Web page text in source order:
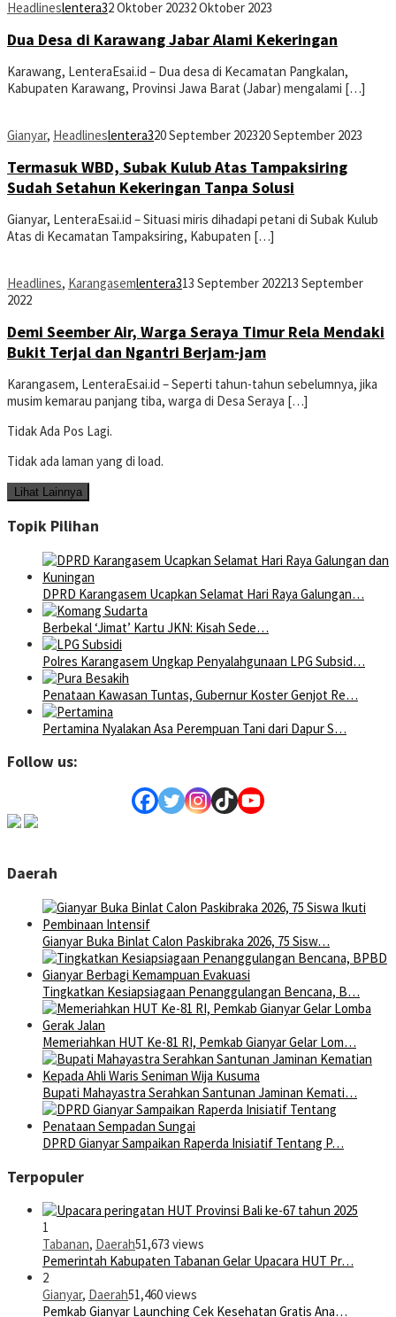
Headlineslentera32 Oktober 20232 Oktober 2023
Dua Desa di Karawang Jabar Alami Kekeringan
Karawang, LenteraEsai.id – Dua desa di Kecamatan Pangkalan,
Kabupaten Karawang, Provinsi Jawa Barat (Jabar) mengalami […]
Gianyar, Headlineslentera320 September 202320 September 2023
Termasuk WBD, Subak Kulub Atas Tampaksiring
Sudah Setahun Kekeringan Tanpa Solusi
Gianyar, LenteraEsai.id – Situasi miris dihadapi petani di Subak Kulub
Atas di Kecamatan Tampaksiring, Kabupaten […]
Headlines, Karangasemlentera313 September 202213 September
2022
Demi Seember Air, Warga Seraya Timur Rela Mendaki
Bukit Terjal dan Ngantri Berjam-jam
Karangasem, LenteraEsai.id – Seperti tahun-tahun sebelumnya, jika
musim kemarau panjang tiba, warga di Desa Seraya […]
Tidak Ada Pos Lagi.
Tidak ada laman yang di load.
Lihat Lainnya
Topik Pilihan
DPRD Karangasem Ucapkan Selamat Hari Raya Galungan…
Berbekal ‘Jimat’ Kartu JKN: Kisah Sede…
Polres Karangasem Ungkap Penyalahgunaan LPG Subsid…
Penataan Kawasan Tuntas, Gubernur Koster Genjot Re…
Pertamina Nyalakan Asa Perempuan Tani dari Dapur S…
Follow us:
Daerah
Gianyar Buka Binlat Calon Paskibraka 2026, 75 Sisw…
Tingkatkan Kesiapsiagaan Penanggulangan Bencana, B…
Memeriahkan HUT Ke-81 RI, Pemkab Gianyar Gelar Lom…
Bupati Mahayastra Serahkan Santunan Jaminan Kemati…
DPRD Gianyar Sampaikan Raperda Inisiatif Tentang P…
Terpopuler
1
Tabanan, Daerah51,673 views
Pemerintah Kabupaten Tabanan Gelar Upacara HUT Pr…
2
Gianyar, Daerah51,460 views
Pemkab Gianyar Launching Cek Kesehatan Gratis Ana…